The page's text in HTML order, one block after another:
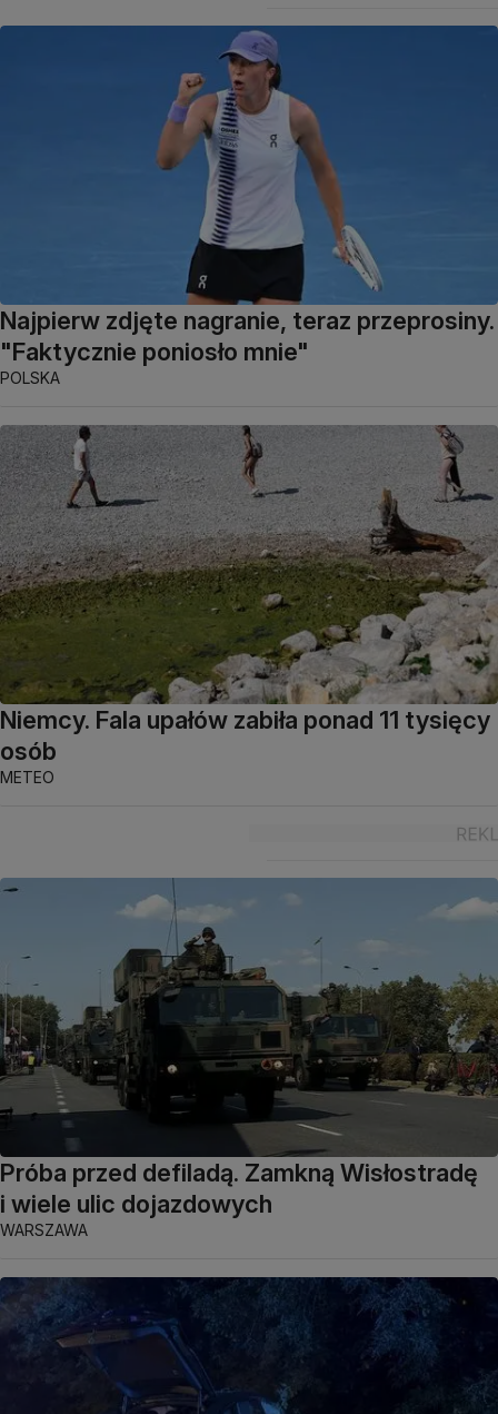
Najpierw zdjęte nagranie, teraz przeprosiny.
"Faktycznie poniosło mnie"
POLSKA
Niemcy. Fala upałów zabiła ponad 11 tysięcy
osób
METEO
Próba przed defiladą. Zamkną Wisłostradę
i wiele ulic dojazdowych
WARSZAWA